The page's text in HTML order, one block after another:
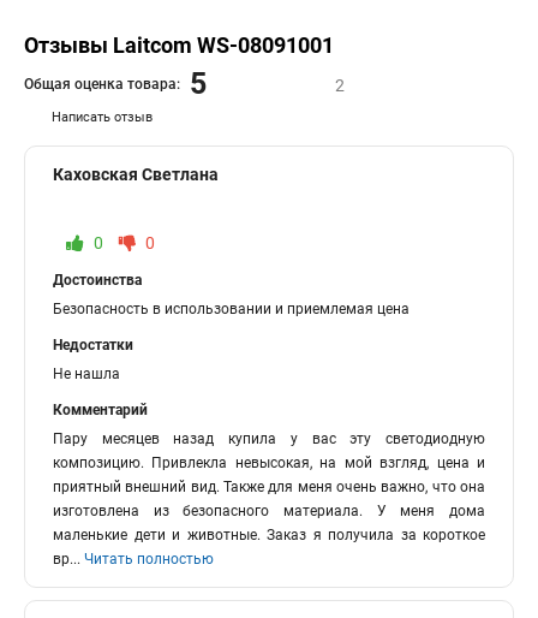
Отзывы Laitcom WS-08091001
Написать отзыв
Общая оценка товара: 5 2
Каховская Светлана
0 0
Достоинства
Безопасность в использовании и приемлемая цена
Недостатки
Не нашла
Комментарий
Пару месяцев назад купила у вас эту светодиодную
композицию. Привлекла невысокая, на мой взгляд, цена и
приятный внешний вид. Также для меня очень важно, что она
изготовлена из безопасного материала. У меня дома
маленькие дети и животные. Заказ я получила за короткое
вр... Читать полностью